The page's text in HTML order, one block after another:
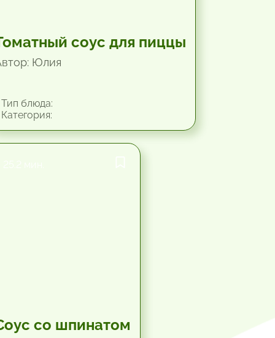
соус для пиццы
Юлия
блюда:
со шпинатом